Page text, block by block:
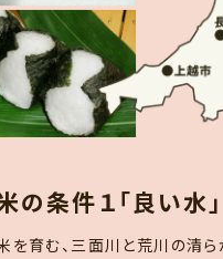
の条件１「良い水」
を育む、三面川と荒川の清ら